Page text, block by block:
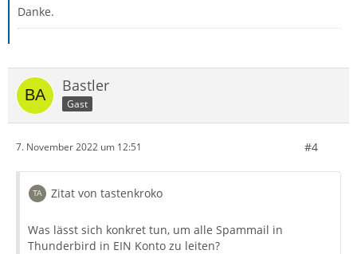
Danke.
Bastler
Gast
7. November 2022 um 12:51 #4
Zitat von tastenkroko
Was lässt sich konkret tun, um alle Spammail in
Thunderbird in EIN Konto zu leiten?